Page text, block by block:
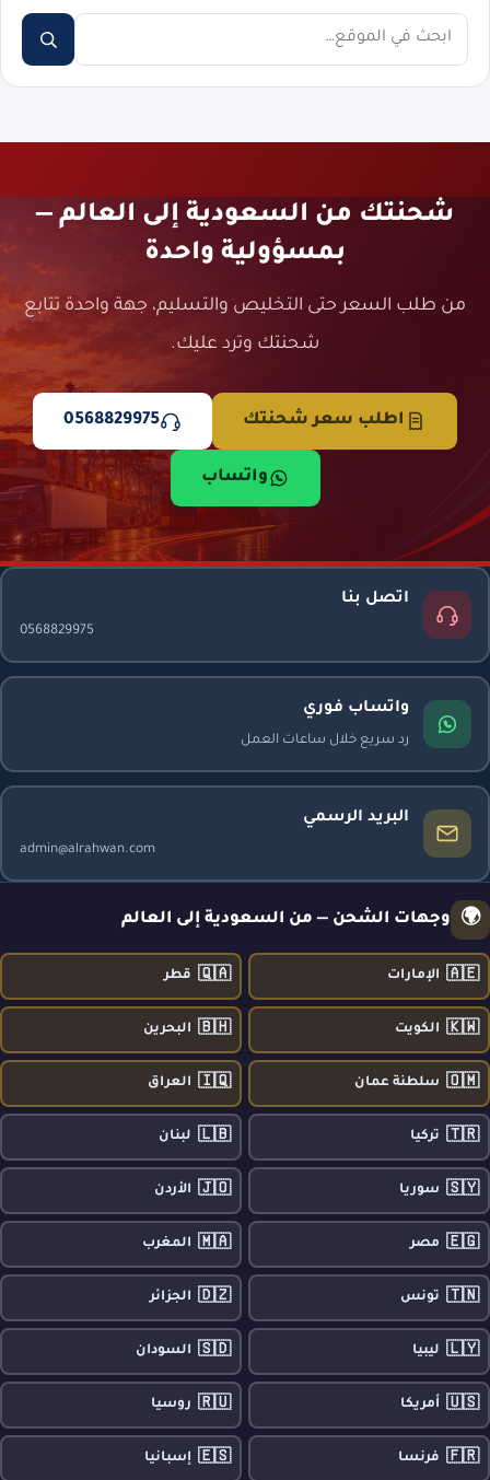
ابحث
شحنتك من السعودية إلى العالم —
بمسؤولية واحدة
من طلب السعر حتى التخليص والتسليم، جهة واحدة تتابع
شحنتك وترد عليك.
اطلب سعر شحنتك 0568829975
واتساب
اتصل بنا
0568829975
واتساب فوري
رد سريع خلال ساعات العمل
البريد الرسمي
admin@alrahwan.com
🌍 وجهات الشحن — من السعودية إلى العالم
🇦🇪 الإمارات 🇶🇦 قطر
🇰🇼 الكويت 🇧🇭 البحرين
🇴🇲 سلطنة عمان 🇮🇶 العراق
🇹🇷 تركيا 🇱🇧 لبنان
🇸🇾 سوريا 🇯🇴 الأردن
🇪🇬 مصر 🇲🇦 المغرب
🇹🇳 تونس 🇩🇿 الجزائر
🇱🇾 ليبيا 🇸🇩 السودان
🇺🇸 أمريكا 🇷🇺 روسيا
🇫🇷 فرنسا 🇪🇸 إسبانيا